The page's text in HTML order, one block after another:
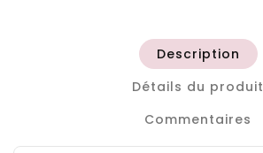
Description
Détails du produit
Commentaires